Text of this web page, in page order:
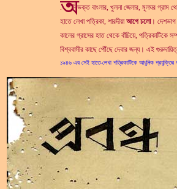
. বিভক্ত বাংলার, খুলনা জেলার, মূলঘর গ্রাম
হাতে লেখা পত্রিকা, শারদীয়াআগে চলো। দেশভাগ
কালের গ্রাসের হাত থেকে বাঁচিয়ে, পত্রিকাটিকে
বিশ্ববাসীর কাছে পৌঁছে দেবার জন্য। এই
১৯৪৬ এর সেই হাতে-লেখা পত্রিকাটিকে আধুনিক প্রযুক্তির